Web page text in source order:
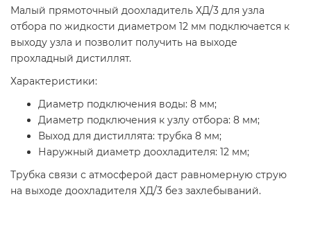
Малый прямоточный доохладитель ХД/3 для узла
отбора по жидкости диаметром 12 мм подключается к
выходу узла и позволит получить на выходе
прохладный дистиллят.
Характеристики:
Диаметр подключения воды: 8 мм;
Диаметр подключения к узлу отбора: 8 мм;
Выход для дистиллята: трубка 8 мм;
Наружный диаметр доохладителя: 12 мм;
Трубка связи с атмосферой даст равномерную струю
на выходе доохладителя ХД/3 без захлебываний.